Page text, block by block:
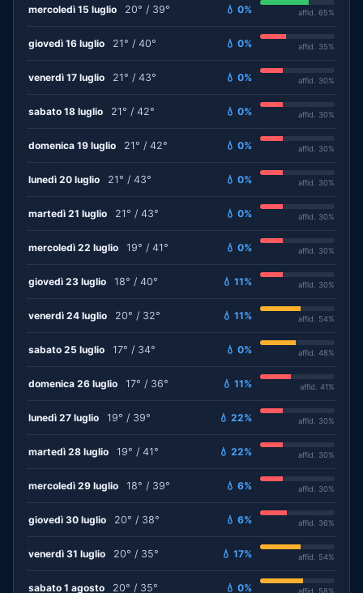
mercoledì 15 luglio 20° / 39° 💧 0% affid. 65%
giovedì 16 luglio 21° / 40° 💧 0% affid. 35%
venerdì 17 luglio 21° / 43° 💧 0% affid. 30%
sabato 18 luglio 21° / 42° 💧 0% affid. 30%
domenica 19 luglio 21° / 42° 💧 0% affid. 30%
lunedì 20 luglio 21° / 43° 💧 0% affid. 30%
martedì 21 luglio 21° / 43° 💧 0% affid. 30%
mercoledì 22 luglio 19° / 41° 💧 0% affid. 30%
giovedì 23 luglio 18° / 40° 💧 11% affid. 30%
venerdì 24 luglio 20° / 32° 💧 11% affid. 54%
sabato 25 luglio 17° / 34° 💧 0% affid. 48%
domenica 26 luglio 17° / 36° 💧 11% affid. 41%
lunedì 27 luglio 19° / 39° 💧 22% affid. 30%
martedì 28 luglio 19° / 41° 💧 22% affid. 30%
mercoledì 29 luglio 18° / 39° 💧 6% affid. 30%
giovedì 30 luglio 20° / 38° 💧 6% affid. 36%
venerdì 31 luglio 20° / 35° 💧 17% affid. 54%
sabato 1 agosto 20° / 35° 💧 0% affid. 58%